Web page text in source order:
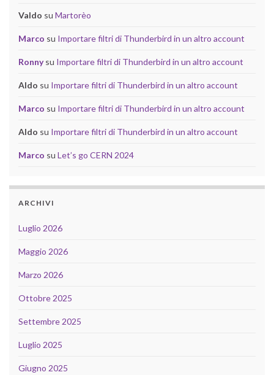
Valdo su Martorèo
Marco su Importare filtri di Thunderbird in un altro account
Ronnysu Importare filtri di Thunderbird in un altro account
Aldo su Importare filtri di Thunderbird in un altro account
Marco su Importare filtri di Thunderbird in un altro account
Aldo su Importare filtri di Thunderbird in un altro account
Marco su Let’s go CERN 2024
ARCHIVI
Luglio 2026
Maggio 2026
Marzo 2026
Ottobre 2025
Settembre 2025
Luglio 2025
Giugno 2025